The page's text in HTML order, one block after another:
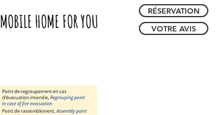
MOBILE HOME FOR YOU
RÉSERVATION
VOTRE AVIS